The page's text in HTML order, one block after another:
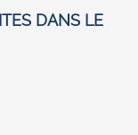
DANS LE